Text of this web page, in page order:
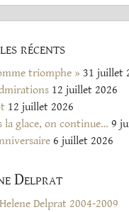
récents
triomphe » 31 juillet
12 juillet 2026
12 juillet 2026
la glace, on continue… 9
6 juillet 2026
Delprat
Delprat 2004-2009